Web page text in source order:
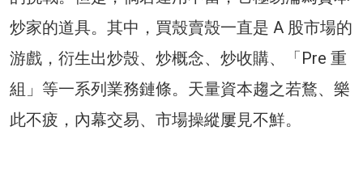
炒家的道具。其中，買殼賣殼一直是 A 股市場的
游戲，衍生出炒殼、炒概念、炒收購、「Pre 重
組」等一系列業務鏈條。天量資本趨之若鶩、樂
此不疲，內幕交易、市場操縱屢見不鮮。